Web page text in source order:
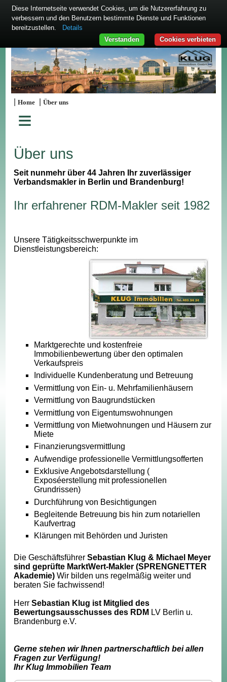
|Home |Über uns
≡
Über uns
Seit nunmehr über 44 Jahren Ihr zuverlässiger
Verbandsmakler in Berlin und Brandenburg!
Ihr erfahrener RDM-Makler seit 1982
Unsere Tätigkeitsschwerpunkte im
Dienstleistungsbereich:
Marktgerechte und kostenfreie
Immobilienbewertung über den optimalen
Verkaufspreis
Individuelle Kundenberatung und Betreuung
Vermittlung von Ein- u. Mehrfamilienhäusern
Vermittlung von Baugrundstücken
Vermittlung von Eigentumswohnungen
Vermittlung von Mietwohnungen und Häusern zur
Miete
Finanzierungsvermittlung
Aufwendige professionelle Vermittlungsofferten
Exklusive Angebotsdarstellung (
Exposéerstellung mit professionellen
Grundrissen)
Durchführung von Besichtigungen
Begleitende Betreuung bis hin zum notariellen
Kaufvertrag
Klärungen mit Behörden und Juristen
Die GeschäftsführerSebastian Klug & Michael Meyer
sind geprüfte MarktWert-Makler (SPRENGNETTER
Akademie) Wir bilden uns regelmäßig weiter und
beraten Sie fachwissend!
HerrSebastian Klug ist Mitglied des
Bewertungsausschusses des RDM LV Berlin u.
Brandenburg e.V.
Gerne stehen wir Ihnen partnerschaftlich bei allen
Fragen zur Verfügung!
Ihr Klug Immobilien Team
Diese Internetseite verwendet Cookies, um die Nutzererfahrung zu
verbessern und den Benutzern bestimmte Dienste und Funktionen
bereitzustellen.
Details
Cookies verbieten
Verstanden